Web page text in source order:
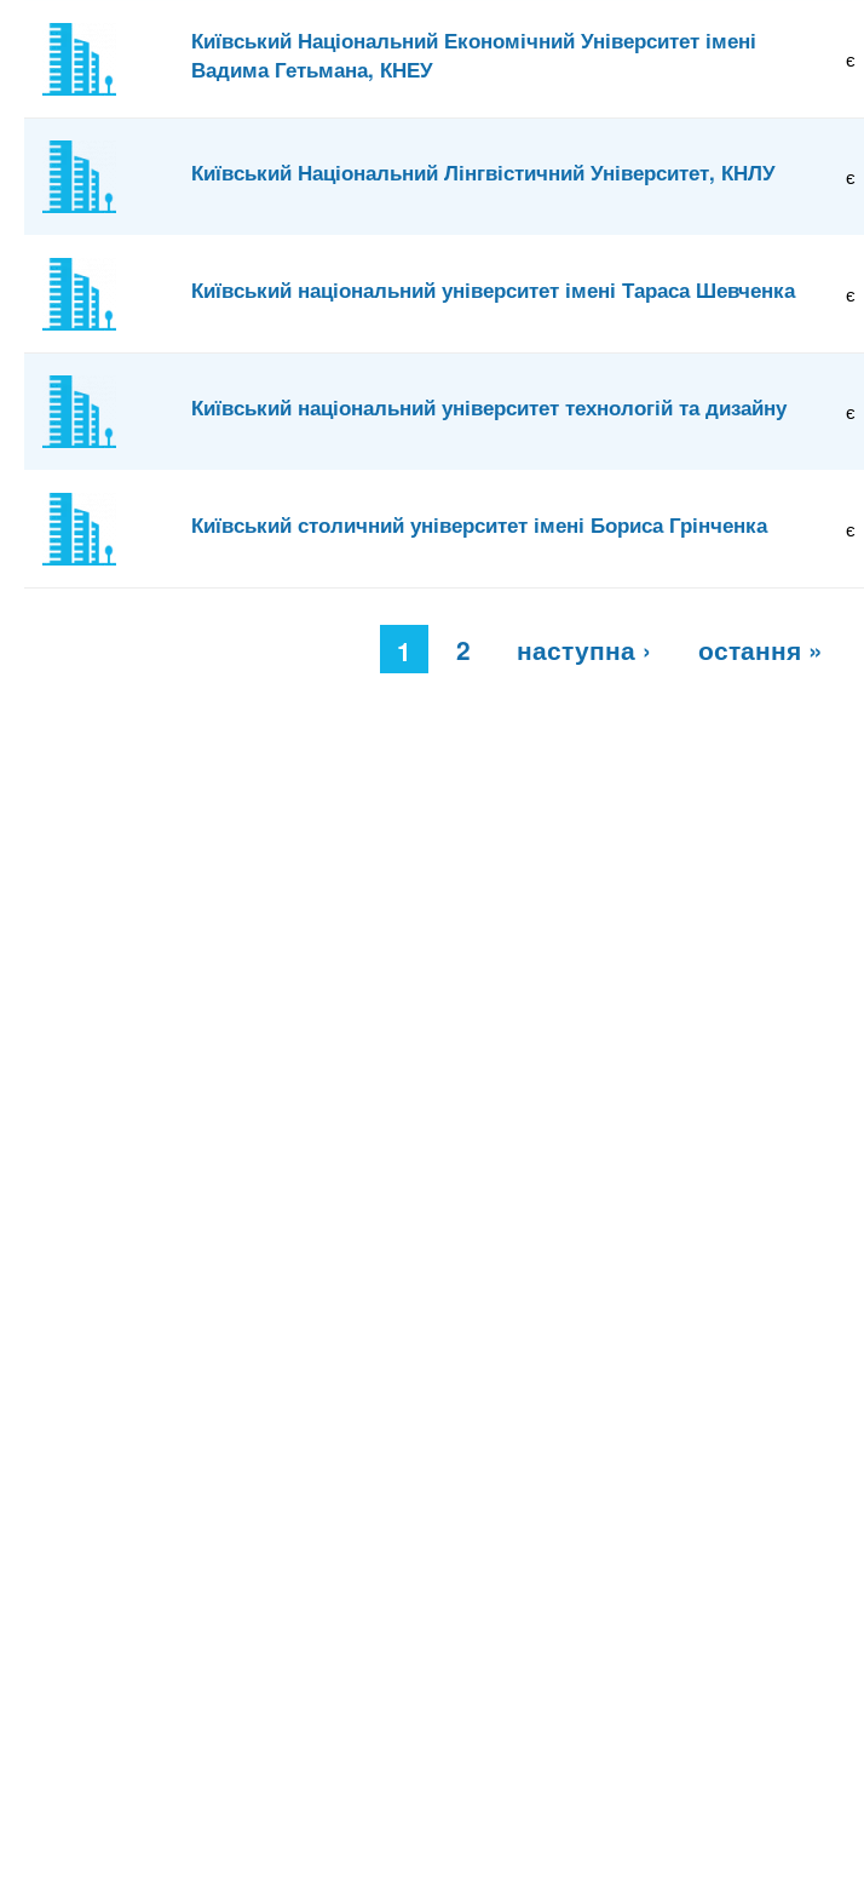
Київський Національний Економічний Університет імені
Вадима Гетьмана, КНЕУ
є
Київський Національний Лінгвістичний Університет, КНЛУ є
Київський національний університет імені Тараса Шевченка є
Київський національний університет технологій та дизайну є
Київський столичний університет імені Бориса Грінченка є
1 2 наступна › остання »